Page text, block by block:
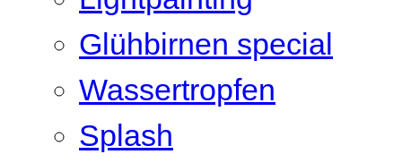
Glühbirnen special
Wassertropfen
Splash